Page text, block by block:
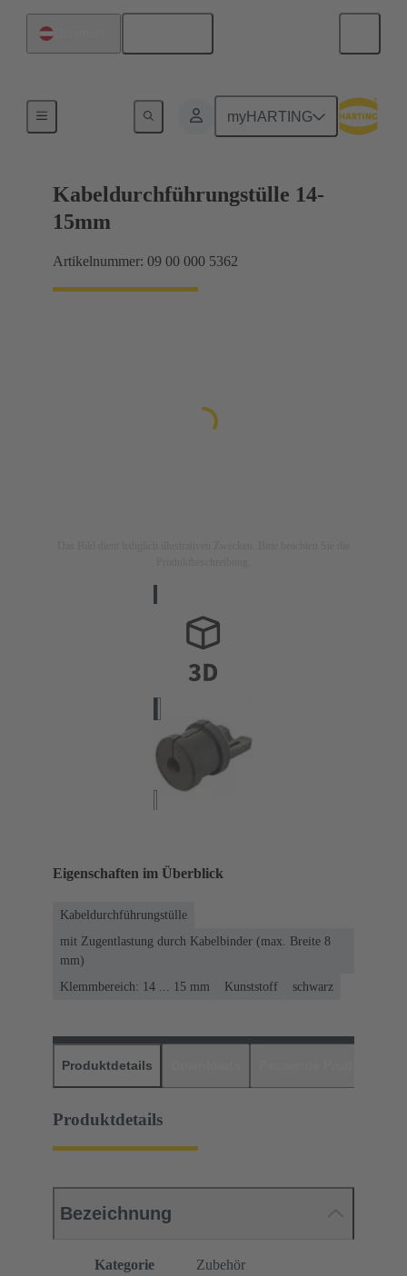
myHARTING
Kabeldurchführungstülle 14-
15mm
Artikelnummer: 09 00 000 5362
Eigenschaften im Überblick
Kabeldurchführungstülle
mit Zugentlastung durch Kabelbinder (max. Breite 8
mm)
Klemmbereich: 14 ... 15 mm
Kunststoff schwarz
Produktdetails
Produktdetails
Bezeichnung
Kategorie
Zubehör